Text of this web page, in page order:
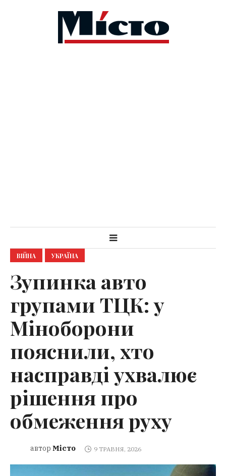
ВІЙНА УКРАЇНА
Зупинка авто
групами ТЦК: у
Міноборони
пояснили, хто
насправді ухвалює
рішення про
обмеження руху
автор Місто 9 ТРАВНЯ, 2026